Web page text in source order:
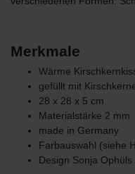
Merkmale
Wärme
gefüllt mit
28 x 28 x 5 cm
Materialstärke 2 mm
made in Germany
Farbauswahl (siehe
Design Sonja Ophüls